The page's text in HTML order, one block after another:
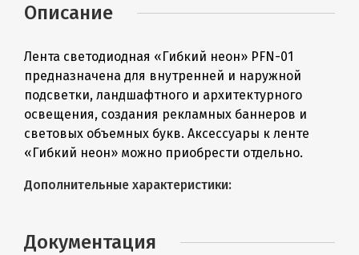
Описание
Лента светодиодная «Гибкий неон» PFN-01
предназначена для внутренней и наружной
подсветки, ландшафтного и архитектурного
освещения, создания рекламных баннеров и
световых объемных букв. Аксессуары к ленте
«Гибкий неон» можно приобрести отдельно.
Дополнительные характеристики:
Документация